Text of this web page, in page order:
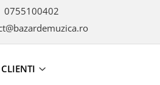
0755100402
CLIENTI